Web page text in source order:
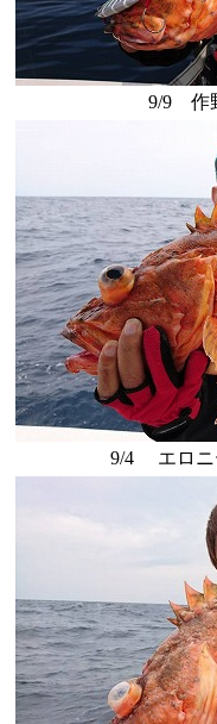
9/9 作
9/4 エロ